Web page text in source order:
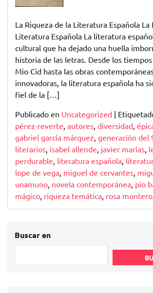
Española
La Riqueza de la Literatura Española La
Literatura Española La literatura
cultural que ha dejado una huella
historia de las letras. Desde los
Mio Cid hasta las obras
innovadoras, la literatura española ha
fiel de la […]
Publicado en Uncategorized |
pérez-reverte autores diversidad
gabriel garcía márquez generación del
literarios isabel allende javier marías
perdurable literatura española
lope de vega miguel de cervantes
unamuno novela contemporánea pío
mágico riqueza temática rosa montero
Buscar en